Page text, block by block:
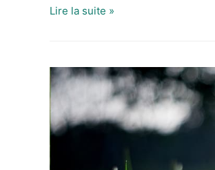
Ma
CSE
à
:
Expérience
Lire la suite »